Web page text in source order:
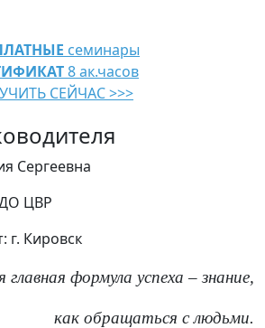
семинары
8 ак.часов
СЕЙЧАС >>>
Сергеевна
ЦВР
г. Кировск
главная формула успеха – знание,
как обращаться с людьми.